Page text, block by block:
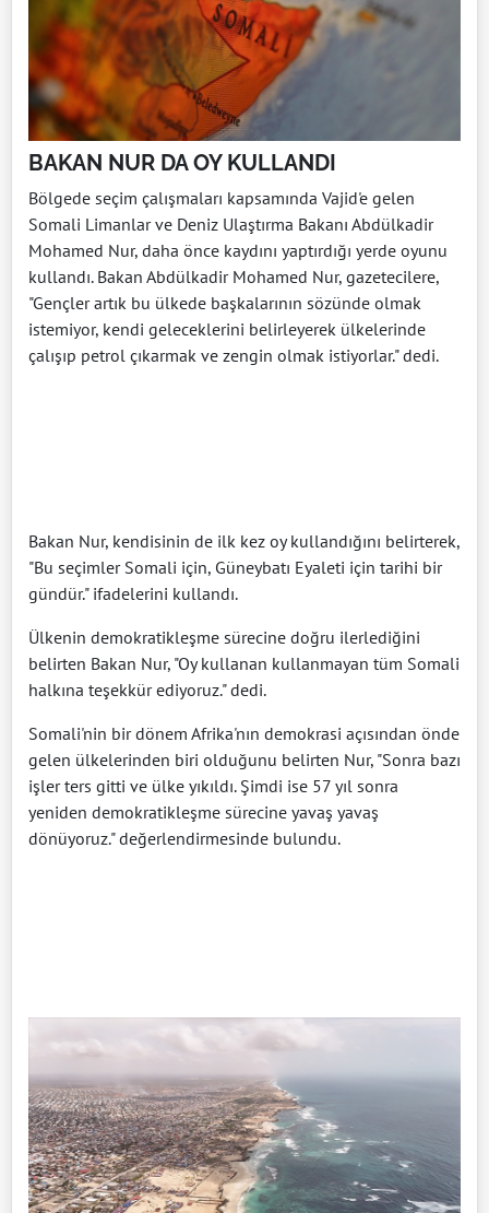
BAKAN NUR DA OY KULLANDI
Bölgede seçim çalışmaları kapsamında Vajid'e gelen
Somali Limanlar ve Deniz Ulaştırma Bakanı Abdülkadir
Mohamed Nur, daha önce kaydını yaptırdığı yerde oyunu
kullandı. Bakan Abdülkadir Mohamed Nur, gazetecilere,
"Gençler artık bu ülkede başkalarının sözünde olmak
istemiyor, kendi geleceklerini belirleyerek ülkelerinde
çalışıp petrol çıkarmak ve zengin olmak istiyorlar." dedi.
Bakan Nur, kendisinin de ilk kez oy kullandığını belirterek,
"Bu seçimler Somali için, Güneybatı Eyaleti için tarihi bir
gündür." ifadelerini kullandı.
Ülkenin demokratikleşme sürecine doğru ilerlediğini
belirten Bakan Nur, "Oy kullanan kullanmayan tüm Somali
halkına teşekkür ediyoruz." dedi.
Somali'nin bir dönem Afrika'nın demokrasi açısından önde
gelen ülkelerinden biri olduğunu belirten Nur, "Sonra bazı
işler ters gitti ve ülke yıkıldı. Şimdi ise 57 yıl sonra
yeniden demokratikleşme sürecine yavaş yavaş
dönüyoruz." değerlendirmesinde bulundu.